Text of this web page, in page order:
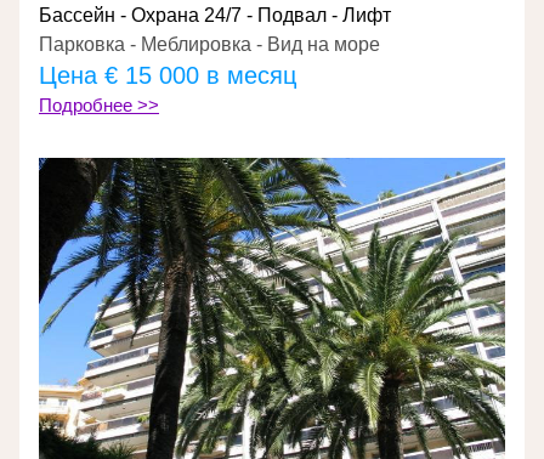
Бассейн - Охрана 24/7 - Подвал - Лифт
Парковка - Меблировка - Вид на море
Цена € 15 000 в месяц
Подробнее >>